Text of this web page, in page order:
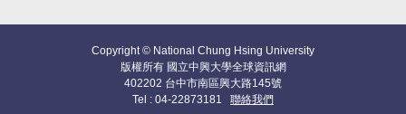
Copyright © National Chung Hsing University
版權所有 國立中興大學全球資訊網
402202 台中市南區興大路145號
Tel : 04-22873181 聯絡我們